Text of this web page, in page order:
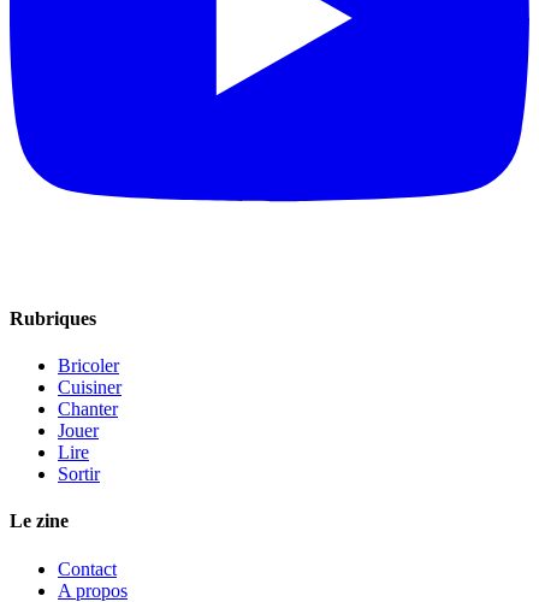
Rubriques
Bricoler
Cuisiner
Chanter
Jouer
Lire
Sortir
Le zine
Contact
A propos